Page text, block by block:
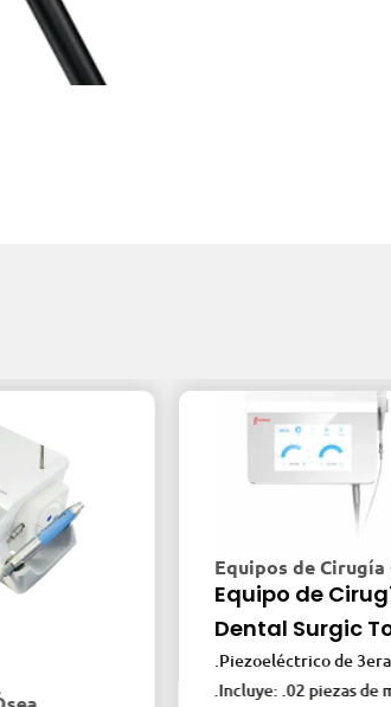
Equipos de Cirugía Ósea
Equipo de Cirugía
Dental Surgic Touch
.Piezoeléctrico de 3era
.Incluye: .02 piezas de mano